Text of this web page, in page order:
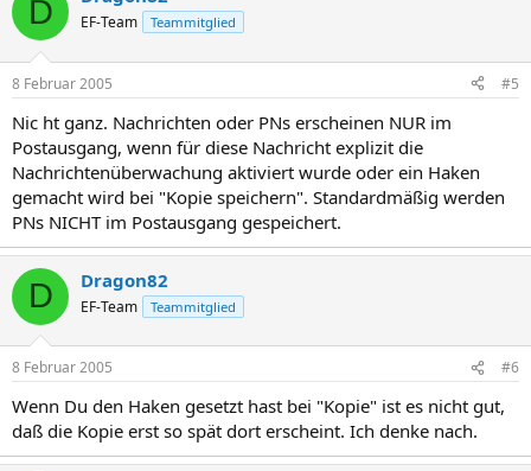
D EF-Team Teammitglied
8 Februar 2005 #5
Nic ht ganz. Nachrichten oder PNs erscheinen NUR im
Postausgang, wenn für diese Nachricht explizit die
Nachrichtenüberwachung aktiviert wurde oder ein Haken
gemacht wird bei "Kopie speichern". Standardmäßig werden
PNs NICHT im Postausgang gespeichert.
D Dragon82
EF-Team Teammitglied
8 Februar 2005 #6
Wenn Du den Haken gesetzt hast bei "Kopie" ist es nicht gut,
daß die Kopie erst so spät dort erscheint. Ich denke nach.